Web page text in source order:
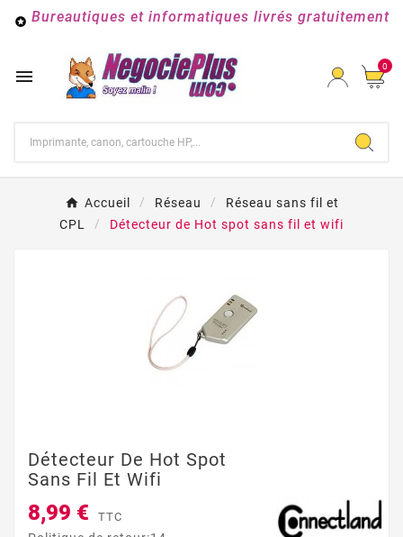
 Bureautiques et informatiques livrés gratuitement
 0
Accueil Réseau
Réseau sans fil et
CPL
Détecteur de Hot spot sans fil et wifi
Détecteur De Hot Spot
Sans Fil Et Wifi
8,99 € TTC